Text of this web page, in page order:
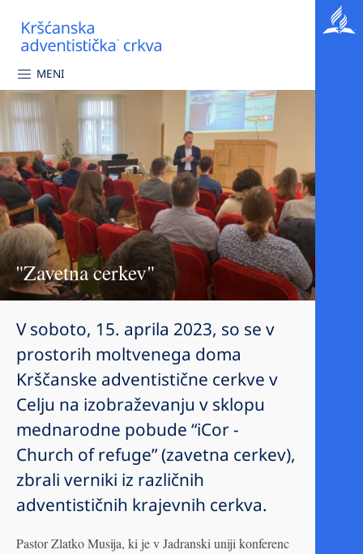
MENI
"Zavetna cerkev"
V soboto, 15. aprila 2023, so se v
prostorih moltvenega doma
Krščanske adventistične cerkve v
Celju na izobraževanju v sklopu
mednarodne pobude “iCor -
Church of refuge” (zavetna cerkev),
zbrali verniki iz različnih
adventističnih krajevnih cerkva.
Pastor Zlatko Musija, ki je v Jadranski uniji konferenc